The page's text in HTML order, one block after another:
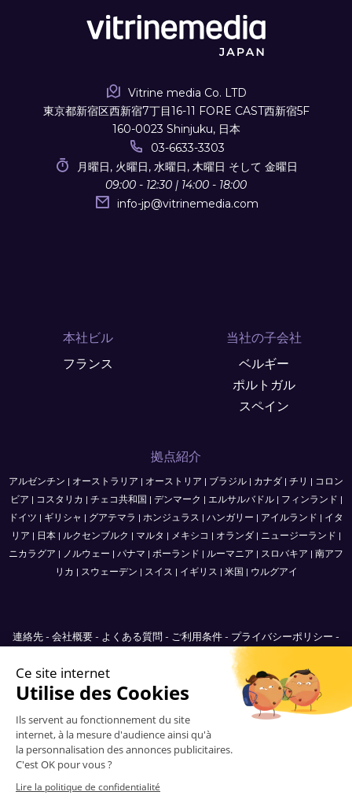
Vitrine media Co. LTD
東京都新宿区西新宿7丁目16-11 FORE CAST西新宿5F
160-0023 Shinjuku, 日本
03-6633-3303
月曜日, 火曜日, 水曜日, 木曜日 そして 金曜日
09:00 - 12:30 | 14:00 - 18:00
info-jp@vitrinemedia.com
本社ビル
フランス
当社の子会社
ベルギー
ポルトガル
スペイン
拠点紹介
アルゼンチン | オーストラリア | オーストリア | ブラジル | カナダ | チリ | コロン
ビア | コスタリカ | チェコ共和国 | デンマーク | エルサルバドル| フィンランド |
ドイツ | ギリシャ | グアテマラ | ホンジュラス | ハンガリー | アイルランド | イタ
リア | 日本 | ルクセンブルク | マルタ | メキシコ | オランダ | ニュージーランド |
ニカラグア | ノルウェー | パナマ | ポーランド | ルーマニア | スロバキア | 南アフ
リカ | スウェーデン | スイス | イギリス | 米国 | ウルグアイ
連絡先 - 会社概要 - よくある質問 - ご利用条件 - プライバシーポリシー -